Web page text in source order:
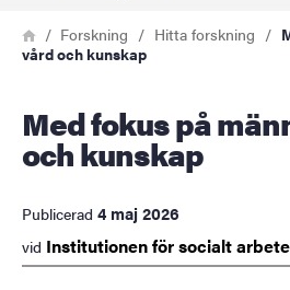
Länkstig
HemForskning Hitta forskning
vård och kunskap
Med fokus på människor, vård
och kunskap
Publicerad 4 maj 2026
vid Institutionen för socialtarbete